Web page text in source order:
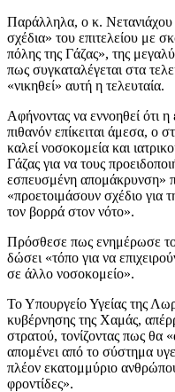
Παράλληλα, ο κ. Νετανιάχου
σχέδια» του επιτελείου με
πόλης της Γάζας», της
πως συγκαταλέγεται στα
«νικηθεί» αυτή η τελευταία.
Αφήνοντας να εννοηθεί ότι η
πιθανόν επίκειται άμεσα, ο
καλεί νοσοκομεία και
Γάζας για να τους
εσπευσμένη απομάκρυνση»
«προετοιμάσουν σχέδιο για
τον βορρά στον νότο».
Πρόσθεσε πως ενημέρωσε
δώσει «τόπο για να
σε άλλο νοσοκομείο».
Το Υπουργείο Υγείας της
κυβέρνησης της Χαμάς,
στρατού, τονίζοντας πως θα
απομένει από το σύστημα
πλέον εκατομμύριο
φροντίδες».